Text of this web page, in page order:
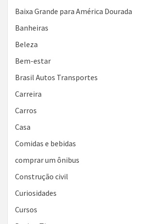
Baixa Grande para América Dourada
Banheiras
Beleza
Bem-estar
Brasil Autos Transportes
Carreira
Carros
Casa
Comidas e bebidas
comprar um ônibus
Construção civil
Curiosidades
Cursos